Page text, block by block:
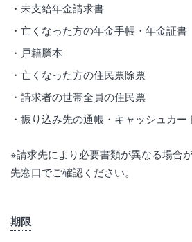
未支給年金請求書
亡くなった方の年金手帳・年金証書
戸籍謄本
亡くなった方の住民票除票
請求者の世帯全員の住民票
振り込み先の通帳・キャッシュカー
※請求先により必要書類が異なる場合
先窓口でご確認ください。
期限